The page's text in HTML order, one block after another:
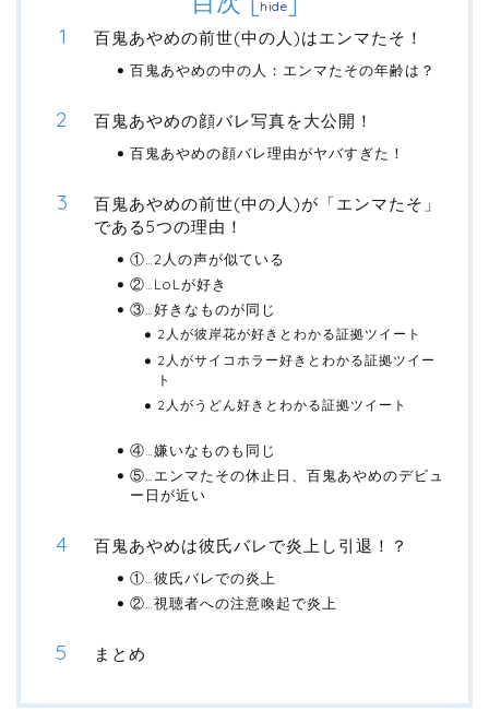
hide
百鬼あやめの前世(中の人)はエンマたそ！
百鬼あやめの中の人：エンマたその年齢は？
百鬼あやめの顔バレ写真を大公開！
百鬼あやめの顔バレ理由がヤバすぎた！
百鬼あやめの前世(中の人)が「エンマたそ」
である5つの理由！
①…2人の声が似ている
②…LoLが好き
③…好きなものが同じ
2人が彼岸花が好きとわかる証拠ツイート
2人がサイコホラー好きとわかる証拠ツイー
ト
2人がうどん好きとわかる証拠ツイート
④…嫌いなものも同じ
⑤…エンマたその休止日、百鬼あやめのデビュ
ー日が近い
百鬼あやめは彼氏バレで炎上し引退！？
①…彼氏バレでの炎上
②…視聴者への注意喚起で炎上
まとめ